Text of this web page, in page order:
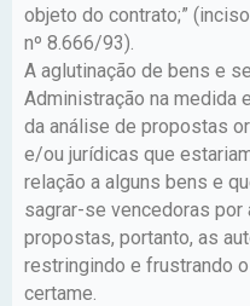
objeto do contrato;”
nº 8.666/93).
A aglutinação de bens e
Administração na medida
da análise de propostas
e/ou jurídicas que
relação a alguns bens e
sagrar-se vencedoras
propostas, portanto, as
restringindo e frustrando
certame.